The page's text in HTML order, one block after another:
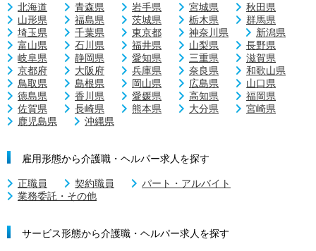
北海道 青森県 岩手県 宮城県
秋田県
山形県
福島県 茨城県 栃木県
群馬県
埼玉県
千葉県 東京都 神奈川県
新潟県
富山県
石川県 福井県 山梨県
長野県
岐阜県
静岡県 愛知県 三重県
滋賀県
京都府
大阪府 兵庫県 奈良県
和歌山県
鳥取県
島根県 岡山県 広島県
山口県
徳島県
香川県 愛媛県 高知県
福岡県
佐賀県
長崎県 熊本県 大分県
宮崎県
鹿児島県
沖縄県
雇用形態から介護職・ヘルパー求人を探す
正職員 契約職員
パート・アルバイト
業務委託・その他
サービス形態から介護職・ヘルパー求人を探す